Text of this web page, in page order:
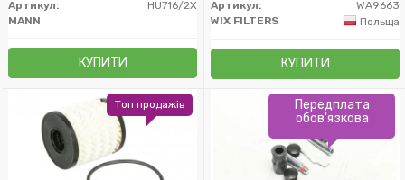
Артикул:
HU716/2X
MANN
КУПИТИ
Артикул:
WA9663
WIX FILTERS
Польща
КУПИТИ
Топ продажів
Передплата
обов'язкова